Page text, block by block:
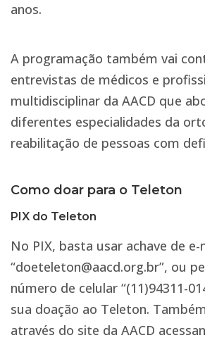
anos.
A programação também vai
entrevistas de médicos e
multidisciplinar da AACD que
diferentes especialidades da
reabilitação de pessoas com
Como doar para o Teleton
PIX do Teleton
No PIX, basta usar achave de e-
“doeteleton@aacd.org.br”, ou
número de celular “(11)94311-
sua doação ao Teleton.
através do site da AACD